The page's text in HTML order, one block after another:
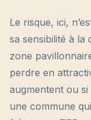
Le risque, ici,
sa sensibilité à la
zone
perdre en
augmentent ou si
une commune